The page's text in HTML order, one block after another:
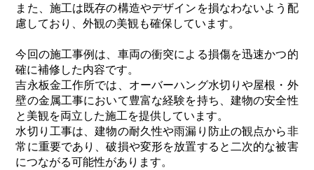
また、施工は既存の構造やデザインを損なわないよう配
慮しており、外観の美観も確保しています。
今回の施工事例は、車両の衝突による損傷を迅速かつ的
確に補修した内容です。
吉永板金工作所では、オーバーハング水切りや屋根・外
壁の金属工事において豊富な経験を持ち、建物の安全性
と美観を両立した施工を提供しています。
水切り工事は、建物の耐久性や雨漏り防止の観点から非
常に重要であり、破損や変形を放置すると二次的な被害
につながる可能性があります。